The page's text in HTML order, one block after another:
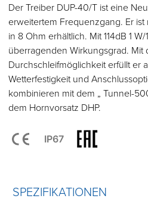
Der Treiber DUP-40/T ist eine
erweitertem Frequenzgang. Er
in 8 Ohm erhältlich. Mit 114dB 1
überragenden Wirkungsgrad. Mit
Durchschleifmöglichkeit erfüllt er
Wetterfestigkeit und
kombinieren mit dem „ Tunnel-
dem Hornvorsatz DHP.
IP67
SPEZIFIKATIONEN